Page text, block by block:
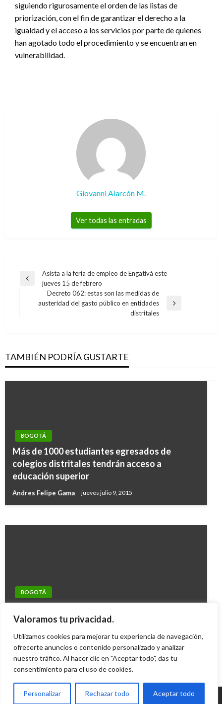
Valoramos tu privacidad.
Utilizamos cookies para mejorar tu experiencia de navegación,
ofrecerte anuncios o contenido personalizado y analizar
nuestro tráfico. Al hacer clic en "Aceptar todo", das tu
consentimiento para el uso de cookies.
Personalizar Rechazar todo Aceptar todo
siguiendo rigurosamente el orden de las listas de
priorización, con el fin de garantizar el derecho a la
igualdad y el acceso a los servicios por parte de quienes
han agotado todo el procedimiento y se encuentran en
vulnerabilidad.
Giovanni Alarcón M.
Ver todas las entradas
Navegación
entradas
Entrada
Asista a la feria de empleo de Engativá este
jueves 15 de febrero
Entrada
Decreto 062: estas son las medidas de
austeridad del gasto público en entidades
distritales
TAMBIÉN PODRÍA GUSTARTE
BOGOTÁ
Más de 1000 estudiantes egresados de
colegios distritales tendrán acceso a
educación superior
Andres Felipe Gama jueves julio 9, 2015
Peñalosa deberá explicar su gestión en
BOGOTÁ
servicios en Usaquén
Iván Briceño martes agosto 28, 2012
BOGOTÁ
Advierten poco avance en construcción de
Iván Briceño martes febrero 4, 2020